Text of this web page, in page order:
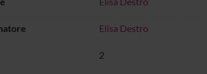
Elisa Destro
2